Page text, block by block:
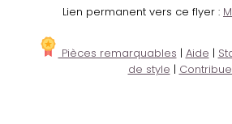
Lien permanent vers ce flyer :
Pièces remarquables | Aide |
de style |